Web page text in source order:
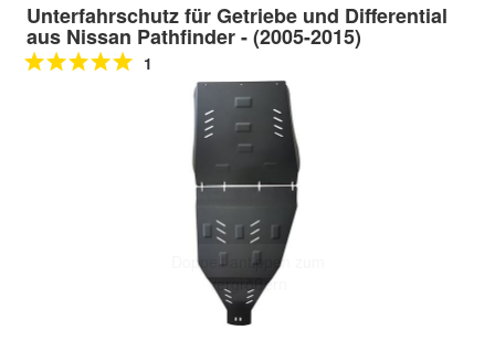
Unterfahrschutz für Getriebe und Differential
aus Nissan Pathfinder - (2005-2015)
1
Doppelt antippen zum
vergrößern